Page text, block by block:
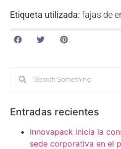
Etiqueta utilizada: fajas de
Entradas recientes
Innovapack inicia la
sede corporativa en el